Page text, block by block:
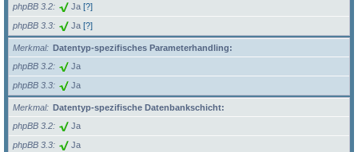
phpBB 3.2
Ja [?]
phpBB 3.3 Ja [?]
Merkmal
Datentyp-spezifisches Parameterhandling:
phpBB 3.2
Ja
phpBB 3.3 Ja
Merkmal
Datentyp-spezifische Datenbankschicht:
phpBB 3.2
Ja
phpBB 3.3 Ja